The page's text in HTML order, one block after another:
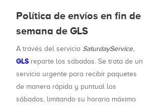
Política de envíos en fin de
semana de GLS
A través del servicio SaturdayService,
GLS reparte los sábados. Se trata de un
servicio urgente para recibir paquetes
de manera rápida y puntual los
sábados, limitando su horario máximo